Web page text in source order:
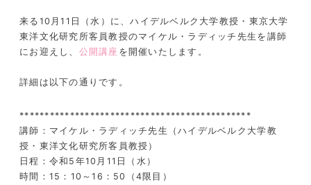
来る10月11日（水）に、ハイデルベルク大学教授・東京大学
東洋文化研究所客員教授のマイケル・ラディッチ先生を講師
にお迎えし、 公開講座 を開催いたします。
詳細は以下の通りです。
**********************************************
講師：マイケル・ラディッチ先生（ハイデルベルク大学教
授・東洋文化研究所客員教授）
日程：令和5年10月11日（水）
時間：15：10～16：50（4限目）